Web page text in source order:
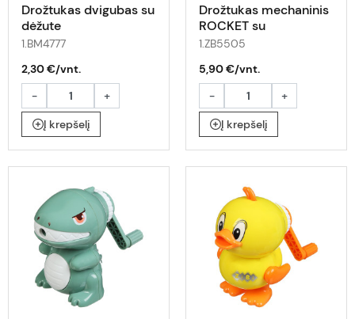
Drožtukas dvigubas su
dėžute
1.BM4777
2,30 €/vnt.
-
+
Į krepšelį
Drožtukas mechaninis
ROCKET su
konteineriu
1.ZB5505
5,90 €/vnt.
-
+
Į krepšelį